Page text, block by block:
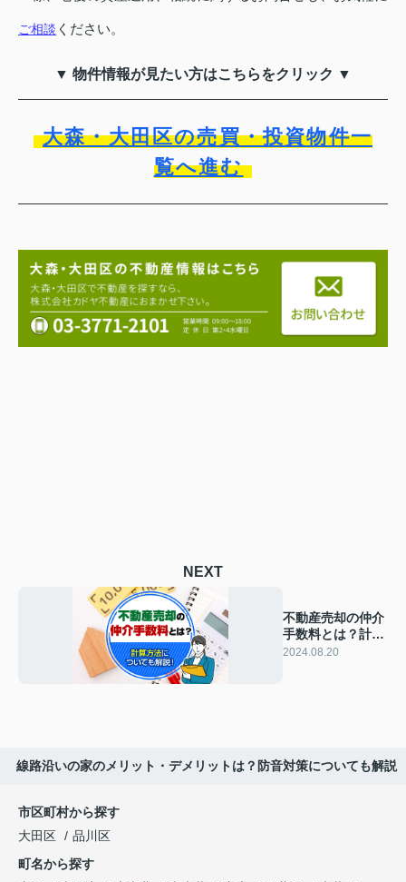
ご相談 ください。
▼ 物件情報が見たい方はこちらをクリック ▼
大森・大田区の売買・投資物件一
覧へ進む
NEXT
不動産売却の仲介
手数料とは？計算
方法についても解
2024.08.20
線路沿いの家のメリット・デメリットは？防音対策についても解説
市区町村から探す
大田区
品川区
町名から探す